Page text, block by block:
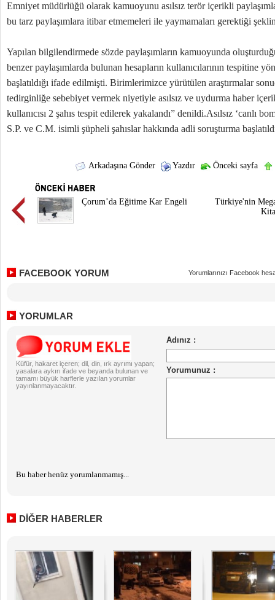
Emniyet müdürlüğü olarak kamuoyunu asılsız terör içerikli
bu tarz paylaşımlara itibar etmemeleri ile yaymamaları gerektiği
Yapılan bilgilendirmede sözde paylaşımların kamuoyunda
benzer paylaşımlarda bulunan hesapların kullanıcılarının tespitine
başlatıldığı ifade edilmişti. Birimlerimizce yürütülen araştırmalar
tedirginliğe sebebiyet vermek niyetiyle asılsız ve uydurma haber
kullanıcısı 2 şahıs tespit edilerek yakalandı” denildi.Asılsız ‘canlı
S.P. ve C.M. isimli şüpheli şahıslar hakkında adli soruşturma
Arkadaşına Gönder Yazdır Önceki sayfa
Çorum’da Eğitime Kar Engeli
Türkiye'nin
FACEBOOK YORUM Yorumlarınızı Facebook
YORUMLAR
Küfür, hakaret içeren; dil, din, ırk ayrımı yapan;
yasalara aykırı ifade ve beyanda bulunan ve
tamamı büyük harflerle yazılan yorumlar
yayınlanmayacaktır.
Bu haber henüz yorumlanmamış...
DİĞER HABERLER